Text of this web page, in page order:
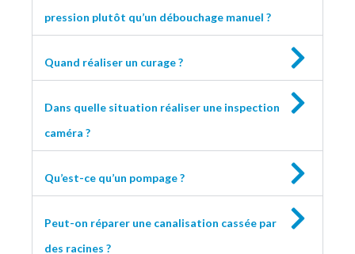
pression plutôt qu’un débouchage manuel ?
Quand réaliser un curage ?
Dans quelle situation réaliser une inspection
caméra ?
Qu’est-ce qu’un pompage ?
Peut-on réparer une canalisation cassée par
des racines ?